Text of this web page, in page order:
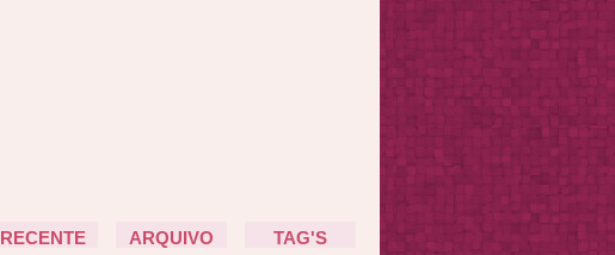
RECENTE ARQUIVO TAG'S